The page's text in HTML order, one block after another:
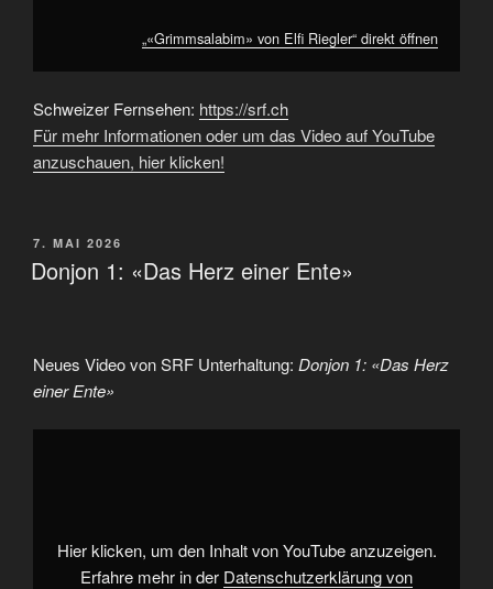
„«Grimmsalabim» von Elfi Riegler“ direkt öffnen
Schweizer Fernsehen: https://srf.ch
Für mehr Informationen oder um das Video auf YouTube
anzuschauen, hier klicken!
VERÖFFENTLICHT
AM
7. MAI 2026
Donjon 1: «Das Herz einer Ente»
Neues Video von SRF Unterhaltung: Donjon 1: «Das Herz
einer Ente»
„Donjon
YouTube
anzeigen
Hier klicken, um den Inhalt von YouTube anzuzeigen.
Erfahre mehr in der Datenschutzerklärung von